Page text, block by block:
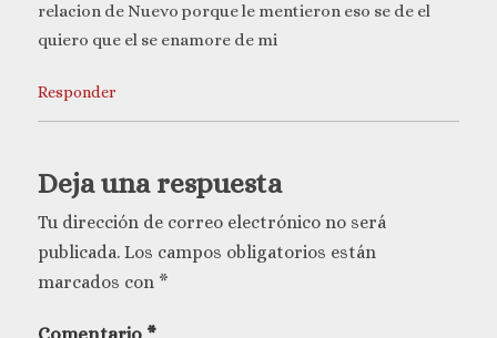
relacion de Nuevo porque le mentieron eso se de el
quiero que el se enamore de mi
Responder
Deja una respuesta
Tu dirección de correo electrónico no será
publicada. Los campos obligatorios están
marcados con *